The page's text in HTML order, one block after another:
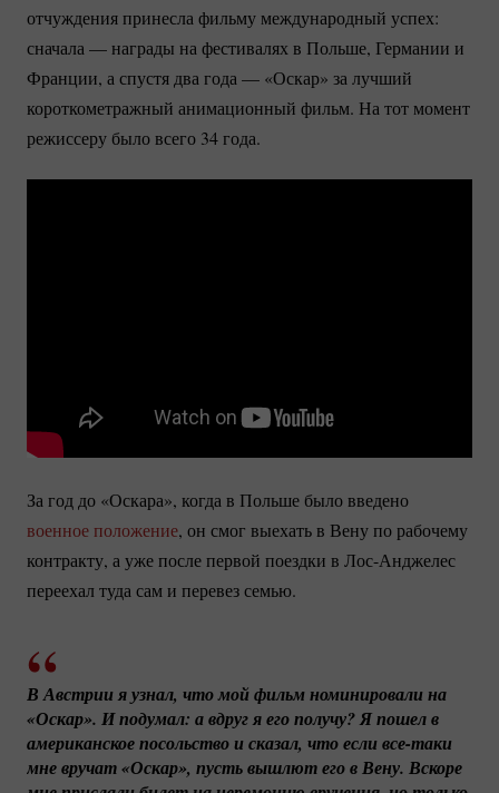
отчуждения принесла фильму международный успех:
сначала — награды на фестивалях в Польше, Германии и
Франции, а спустя два года — «Оскар» за лучший
короткометражный анимационный фильм. На тот момент
режиссеру было всего 34 года.
За год до «Оскара», когда в Польше было введено
военное положение, он смог выехать в Вену по рабочему
контракту, а уже после первой поездки в Лос-Анджелес
переехал туда сам и перевез семью.
В Австрии я узнал, что мой фильм номинировали на
«Оскар». И подумал: а вдруг я его получу? Я пошел в
американское посольство и сказал, что если все-таки
мне вручат «Оскар», пусть вышлют его в Вену. Вскоре